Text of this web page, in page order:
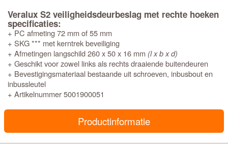
Veralux S2 veiligheidsdeurbeslag met rechte hoeken
specificaties:
+ PC afmeting 72 mm of 55 mm
+ SKG *** met kerntrek beveiliging
+ Afmetingen langschild 260 x 50 x 16 mm (l x b x d)
+ Geschikt voor zowel links als rechts draaiende buitendeuren
+ Bevestigingsmateriaal bestaande uit schroeven, inbusbout en
inbussleutel
+ Artikelnummer 5001900051
Productinformatie